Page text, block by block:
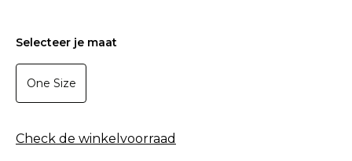
Selecteer je maat
One Size
Check de winkelvoorraad